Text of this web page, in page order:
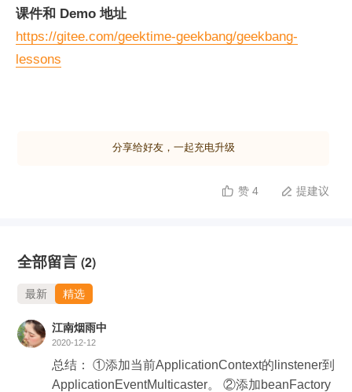
课件和 Demo 地址
https://gitee.com/geektime-geekbang/geekbang-
lessons
分享给好友，一起充电升级
 赞 4  提建议
全部留言 (2)
最新 精选
江南烟雨中
2020-12-12
总结： ①添加当前ApplicationContext的linstener到
ApplicationEventMulticaster。 ②添加beanFactory